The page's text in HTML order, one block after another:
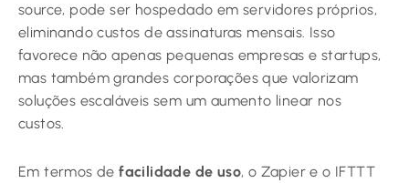
source, pode ser hospedado em servidores próprios,
eliminando custos de assinaturas mensais. Isso
favorece não apenas pequenas empresas e startups,
mas também grandes corporações que valorizam
soluções escaláveis sem um aumento linear nos
custos.
Em termos defacilidade de uso, o Zapier e o IFTTT